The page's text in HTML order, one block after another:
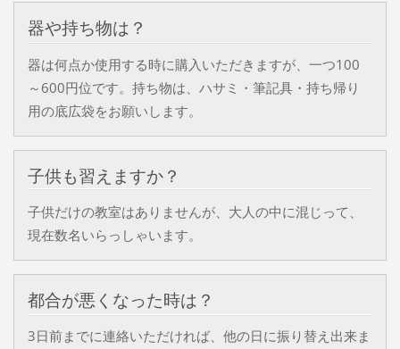
器や持ち物は？
器は何点か使用する時に購入いただきますが、一つ100
～600円位です。持ち物は、ハサミ・筆記具・持ち帰り
用の底広袋をお願いします。
子供も習えますか？
子供だけの教室はありませんが、大人の中に混じって、
現在数名いらっしゃいます。
都合が悪くなった時は？
3日前までに連絡いただければ、他の日に振り替え出来ま